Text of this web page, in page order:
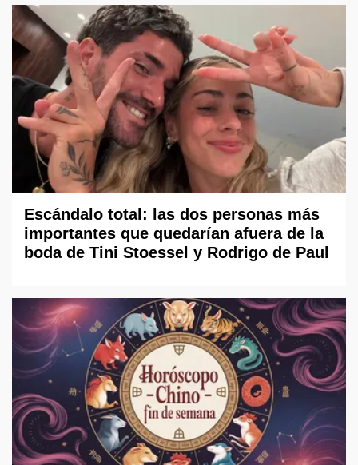
Escándalo total: las dos personas más
importantes que quedarían afuera de la
boda de Tini Stoessel y Rodrigo de Paul